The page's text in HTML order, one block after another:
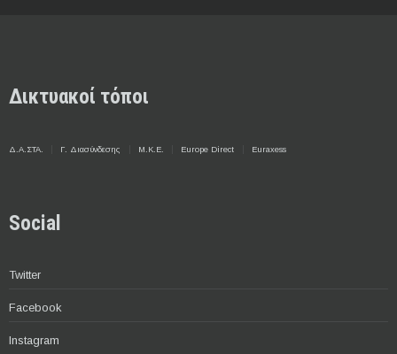
Δικτυακοί τόποι
Δ.Α.ΣΤΑ. Γ. Διασύνδεσης Μ.Κ.Ε. Europe Direct Euraxess
Social
Twitter
Facebook
Instagram